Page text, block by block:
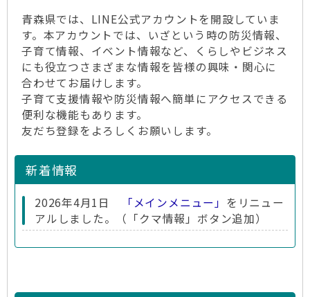
青森県では、LINE公式アカウントを開設していま
す。本アカウントでは、いざという時の防災情報、
子育て情報、イベント情報など、くらしやビジネス
にも役立つさまざまな情報を皆様の興味・関心に
合わせてお届けします。
子育て支援情報や防災情報へ簡単にアクセスできる
便利な機能もあります。
友だち登録をよろしくお願いします。
新着情報
2026年4月1日 「メインメニュー」 をリニュー
アルしました。（「クマ情報」ボタン追加）